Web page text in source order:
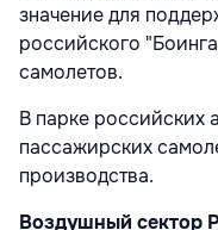
значение для
российского
самолетов.
В парке российских
пассажирских
производства.
Воздушный сектор